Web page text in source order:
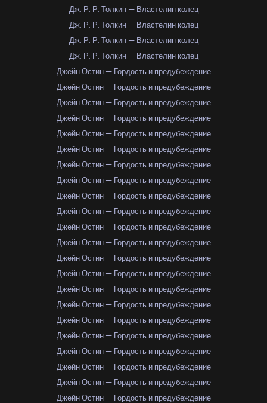
Дж. Р. Р. Толкин — Властелин колец
Дж. Р. Р. Толкин — Властелин колец
Дж. Р. Р. Толкин — Властелин колец
Дж. Р. Р. Толкин — Властелин колец
Джейн Остин — Гордость и предубеждение
Джейн Остин — Гордость и предубеждение
Джейн Остин — Гордость и предубеждение
Джейн Остин — Гордость и предубеждение
Джейн Остин — Гордость и предубеждение
Джейн Остин — Гордость и предубеждение
Джейн Остин — Гордость и предубеждение
Джейн Остин — Гордость и предубеждение
Джейн Остин — Гордость и предубеждение
Джейн Остин — Гордость и предубеждение
Джейн Остин — Гордость и предубеждение
Джейн Остин — Гордость и предубеждение
Джейн Остин — Гордость и предубеждение
Джейн Остин — Гордость и предубеждение
Джейн Остин — Гордость и предубеждение
Джейн Остин — Гордость и предубеждение
Джейн Остин — Гордость и предубеждение
Джейн Остин — Гордость и предубеждение
Джейн Остин — Гордость и предубеждение
Джейн Остин — Гордость и предубеждение
Джейн Остин — Гордость и предубеждение
Джейн Остин — Гордость и предубеждение